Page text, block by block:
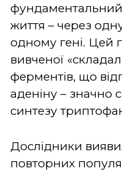
життя – через
одному гені. Цей
вивченої
ферментів, що
аденіну – значно
синтезу
Дослідники
повторних